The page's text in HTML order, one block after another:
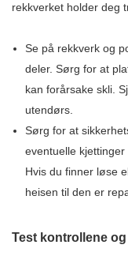
rekkverket holder deg
Se på rekkverk og
deler. Sørg for at
kan forårsake skli.
utendørs.
Sørg for at
eventuelle
Hvis du finner løse
heisen til den er
Test kontrollene